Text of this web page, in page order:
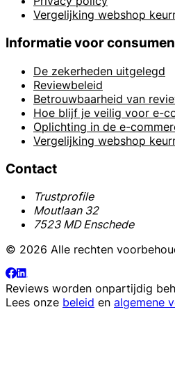
Vergelijking webshop
Informatie voor
De zekerheden uitgelegd
Reviewbeleid
Betrouwbaarheid van
Hoe blijf je veilig voor e-
Oplichting in de e-
Vergelijking webshop
Contact
Trustprofile
Moutlaan 32
7523 MD Enschede
© 2026 Alle rechten
Reviews worden onpartijdig
Lees onze beleid en algemene